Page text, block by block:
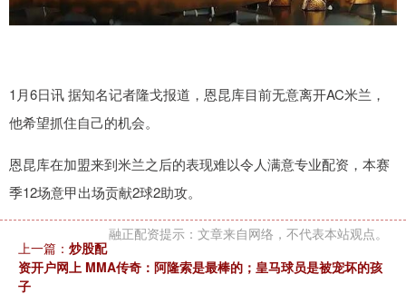
1月6日讯 据知名记者隆戈报道，恩昆库目前无意离开AC米兰，
他希望抓住自己的机会。
恩昆库在加盟来到米兰之后的表现难以令人满意专业配资，本赛
季12场意甲出场贡献2球2助攻。
融正配资提示：文章来自网络，不代表本站观点。
上一篇： 炒股配
资开户网上 MMA传奇：阿隆索是最棒的；皇马球员是被宠坏的孩
子